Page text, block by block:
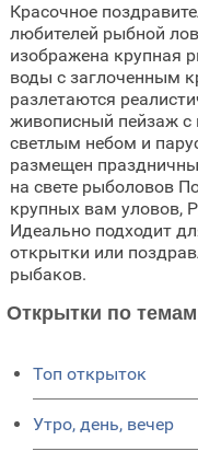
Красочное
любителей рыбной
изображена крупная
воды с заглоченным
разлетаются
живописный пейзаж с
светлым небом и
размещен
на свете рыболовов
крупных вам уловов,
Идеально подходит
открытки или
рыбаков.
Открытки по
Топ открыток
Утро, день, вечер